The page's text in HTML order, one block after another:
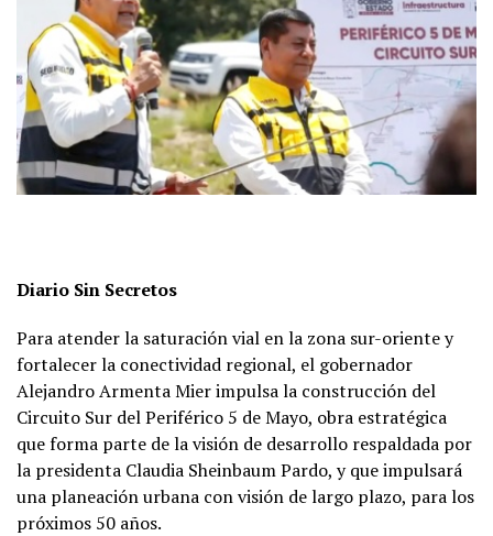
Diario Sin Secretos
Para atender la saturación vial en la zona sur-oriente y
fortalecer la conectividad regional, el gobernador
Alejandro Armenta Mier impulsa la construcción del
Circuito Sur del Periférico 5 de Mayo, obra estratégica
que forma parte de la visión de desarrollo respaldada por
la presidenta Claudia Sheinbaum Pardo, y que impulsará
una planeación urbana con visión de largo plazo, para los
próximos 50 años.